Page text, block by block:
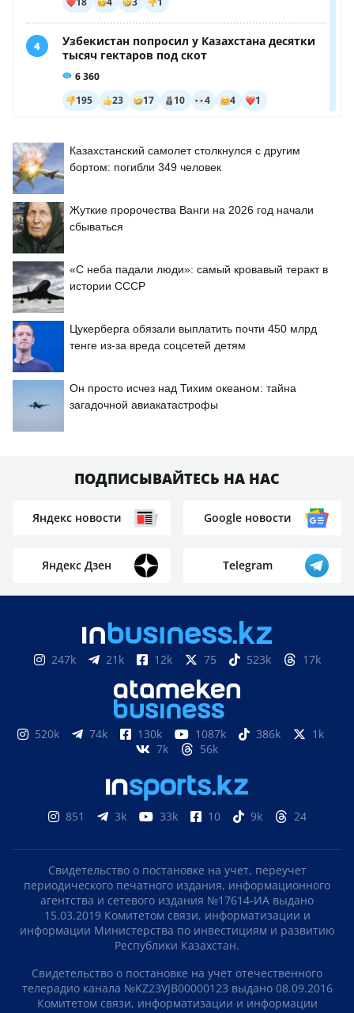
Казахстанский самолет столкнулся с другим
бортом: погибли 349 человек
Жуткие пророчества Ванги на 2026 год начали
сбываться
«С неба падали люди»: самый кровавый теракт в
истории СССР
Цукерберга обязали выплатить почти 450 млрд
тенге из-за вреда соцсетей детям
Он просто исчез над Тихим океаном: тайна
загадочной авиакатастрофы
ПОДПИСЫВАЙТЕСЬ НА НАС
Яндекс новости Google новости
Яндекс Дзен Telegram
247k 21k 12k 75 523k 17k
520k 74k 130k 1087k 386k
1k
7k
56k
851 3k 33k 10 9k 24
Свидетельство о постановке на учет, переучет
периодического печатного издания, информационного
агентства и сетевого издания №17614-ИА выдано
15.03.2019 Комитетом связи, информатизации и
информации Министерства по инвестициям и развитию
Республики Казахстан.
Свидетельство о постановке на учет отечественного
телерадио канала №KZ23VJB00000123 выдано 08.09.2016
Комитетом связи, информатизации и информации